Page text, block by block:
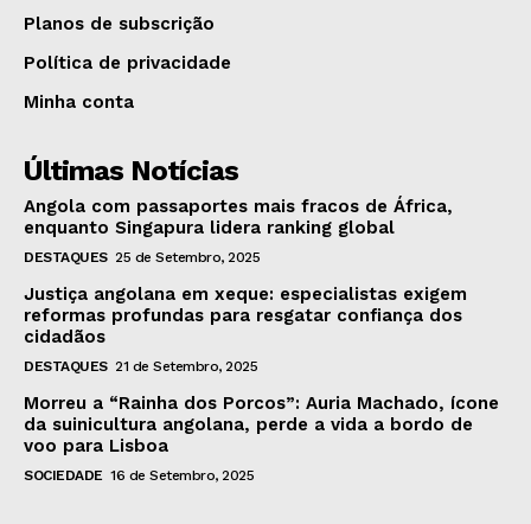
Planos de subscrição
Política de privacidade
Minha conta
Últimas Notícias
Angola com passaportes mais fracos de África,
enquanto Singapura lidera ranking global
DESTAQUES 25 de Setembro, 2025
Justiça angolana em xeque: especialistas exigem
reformas profundas para resgatar confiança dos
cidadãos
DESTAQUES 21 de Setembro, 2025
Morreu a “Rainha dos Porcos”: Auria Machado, ícone
da suinicultura angolana, perde a vida a bordo de
voo para Lisboa
SOCIEDADE 16 de Setembro, 2025